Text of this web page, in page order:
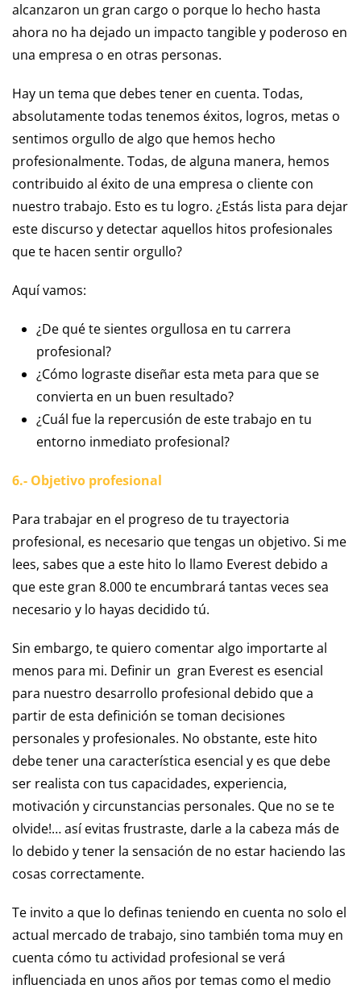
alcanzaron un gran cargo o porque lo hecho hasta
ahora no ha dejado un impacto tangible y poderoso en
una empresa o en otras personas.
Hay un tema que debes tener en cuenta. Todas,
absolutamente todas tenemos éxitos, logros, metas o
sentimos orgullo de algo que hemos hecho
profesionalmente. Todas, de alguna manera, hemos
contribuido al éxito de una empresa o cliente con
nuestro trabajo. Esto es tu logro. ¿Estás lista para dejar
este discurso y detectar aquellos hitos profesionales
que te hacen sentir orgullo?
Aquí vamos:
¿De qué te sientes orgullosa en tu carrera
profesional?
¿Cómo lograste diseñar esta meta para que se
convierta en un buen resultado?
¿Cuál fue la repercusión de este trabajo en tu
entorno inmediato profesional?
6.- Objetivo profesional
Para trabajar en el progreso de tu trayectoria
profesional, es necesario que tengas un objetivo. Si me
lees, sabes que a este hito lo llamo Everest debido a
que este gran 8.000 te encumbrará tantas veces sea
necesario y lo hayas decidido tú.
Sin embargo, te quiero comentar algo importarte al
menos para mi. Definir un gran Everest es esencial
para nuestro desarrollo profesional debido que a
partir de esta definición se toman decisiones
personales y profesionales. No obstante, este hito
debe tener una característica esencial y es que debe
ser realista con tus capacidades, experiencia,
motivación y circunstancias personales. Que no se te
olvide!… así evitas frustraste, darle a la cabeza más de
lo debido y tener la sensación de no estar haciendo las
cosas correctamente.
Te invito a que lo definas teniendo en cuenta no solo el
actual mercado de trabajo, sino también toma muy en
cuenta cómo tu actividad profesional se verá
influenciada en unos años por temas como el medio